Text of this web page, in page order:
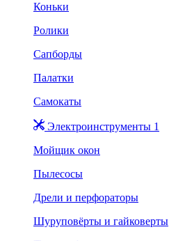
Коньки
Ролики
Сапборды
Палатки
Самокаты
Электроинструменты 1
Мойщик окон
Пылесосы
Дрели и перфораторы
Шуруповёрты и гайковерты